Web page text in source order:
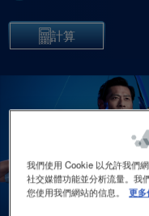
計算
我們使用 Cookie 以允許我們
社交媒體功能並分析流量。我
您使用我們網站的信息。
更多